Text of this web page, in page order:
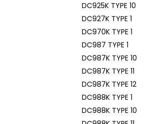
DC925K TYPE 10
DC927K TYPE 1
DC970K TYPE 1
DC987 TYPE 1
DC987K TYPE 10
DC987K TYPE 11
DC987K TYPE 12
DC988K TYPE 1
DC988K TYPE 10